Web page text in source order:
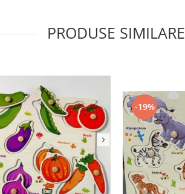
PRODUSE SIMILARE
-19%